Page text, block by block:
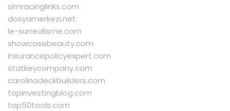
simracinglinks.com
dosyamerkezi.net
le-surrealisme.com
showcasebeauty.com
insurancepolicyexpert.com
statkeycompany.com
carolinadeckbuilders.com
topinvestingblog.com
top50tools.com